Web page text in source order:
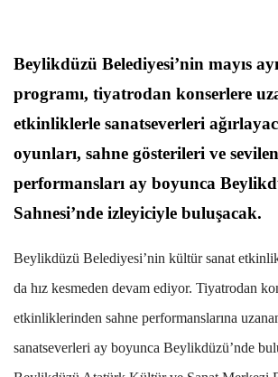
Beylikdüzü Belediyesi’nin mayıs
programı, tiyatrodan konserlere
etkinliklerle sanatseverleri
oyunları, sahne gösterileri ve
performansları ay boyunca
Sahnesi’nde izleyiciyle buluşacak.
Beylikdüzü Belediyesi’nin kültür sanat
da hız kesmeden devam ediyor. Tiyatrodan
etkinliklerinden sahne performanslarına
sanatseverleri ay boyunca Beylikdüzü’nde